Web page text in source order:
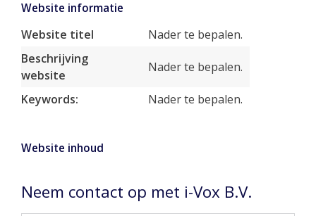
Website informatie
Website titel
Nader te bepalen.
Beschrijving
website
Nader te bepalen.
Keywords: Nader te bepalen.
Website inhoud
Neem contact op met i-Vox B.V.